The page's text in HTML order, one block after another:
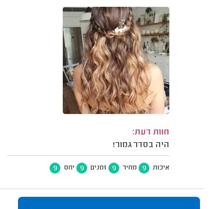
חוות דעת:
היה בסדר גמור!
איכות 9 מחיר 9 זמנים 9 יחס 9